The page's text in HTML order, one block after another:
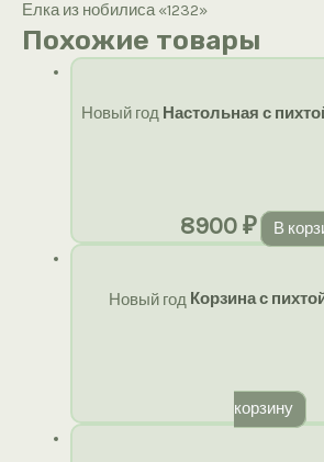
Елка из нобилиса «1232»
Похожие товары
Новый год Настольная с
8900₽ В
Новый год Корзина с
корзину